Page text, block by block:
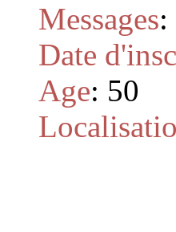
Messages:
Date
Age: 50